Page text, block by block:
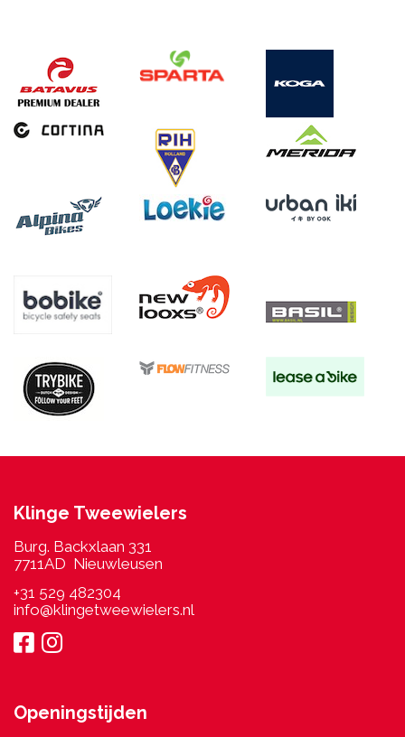
Klinge Tweewielers
Burg. Backxlaan 331
7711AD Nieuwleusen
+31 529 482304
info@klingetweewielers.nl
Openingstijden